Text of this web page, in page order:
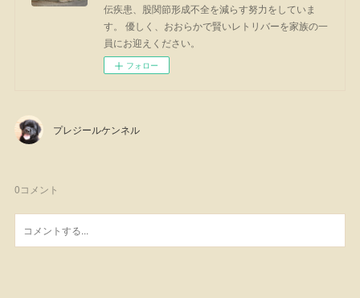
伝疾患、股関節形成不全を減らす努力をしていま
す。 優しく、おおらかで賢いレトリバーを家族の一
員にお迎えください。
フォロー
プレジールケンネル
0コメント